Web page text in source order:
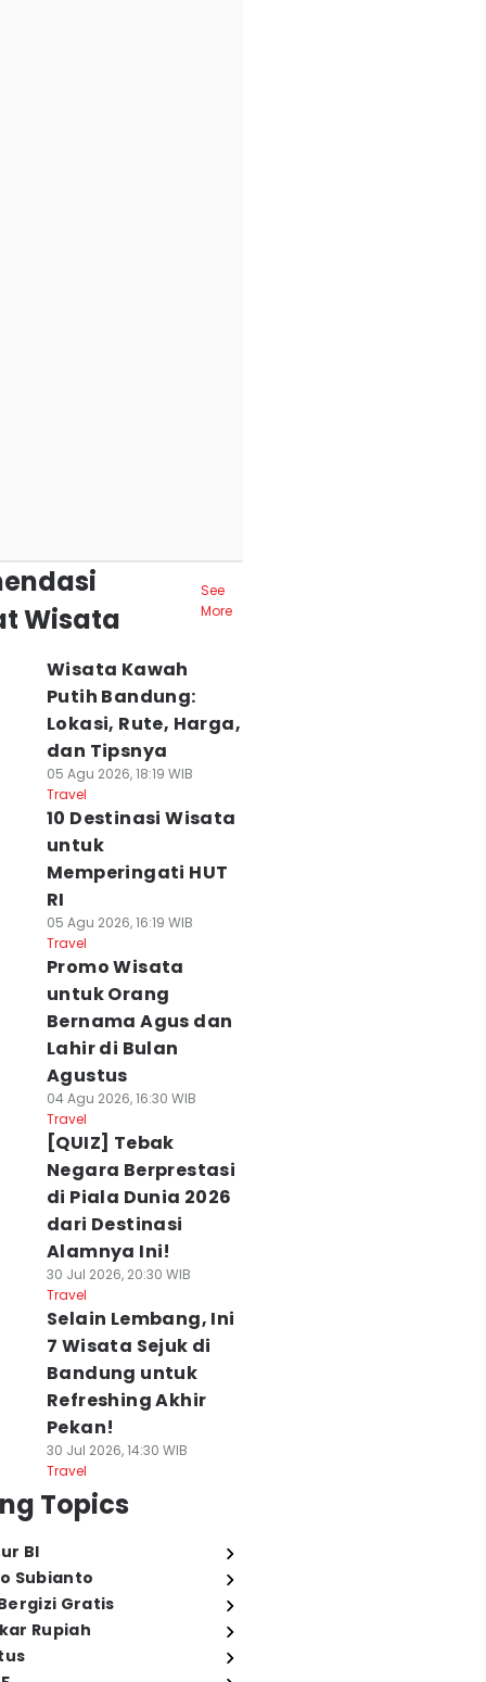
Wisata
See
More
Wisata Kawah
Putih Bandung:
Lokasi, Rute, Harga,
dan Tipsnya
05 Agu 2026, 18:19 WIB
Travel
10 Destinasi Wisata
untuk
Memperingati HUT
RI
05 Agu 2026, 16:19 WIB
Travel
Promo Wisata
untuk Orang
Bernama Agus dan
Lahir di Bulan
Agustus
04 Agu 2026, 16:30 WIB
Travel
[QUIZ] Tebak
Negara Berprestasi
di Piala Dunia 2026
dari Destinasi
Alamnya Ini!
30 Jul 2026, 20:30 WIB
Travel
Selain Lembang, Ini
7 Wisata Sejuk di
Bandung untuk
Refreshing Akhir
Pekan!
30 Jul 2026, 14:30 WIB
Travel
Topics
BI
Subianto
Gratis
Rupiah